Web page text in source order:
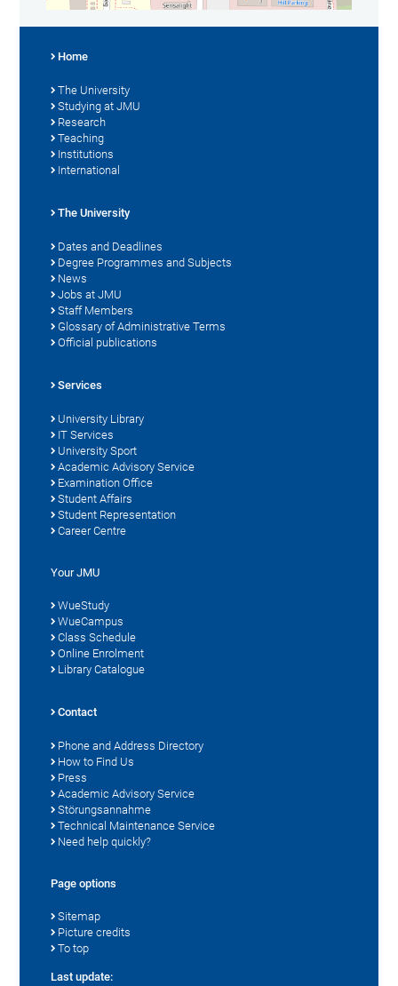
Home
The University
Studying at JMU
Research
Teaching
Institutions
International
The University
Dates and Deadlines
Degree Programmes and Subjects
News
Jobs at JMU
Staff Members
Glossary of Administrative Terms
Official publications
Services
University Library
IT Services
University Sport
Academic Advisory Service
Examination Office
Student Affairs
Student Representation
Career Centre
Your JMU
WueStudy
WueCampus
Class Schedule
Online Enrolment
Library Catalogue
Contact
Phone and Address Directory
How to Find Us
Press
Academic Advisory Service
Störungsannahme
Technical Maintenance Service
Need help quickly?
Page options
Sitemap
Picture credits
To top
Last update: